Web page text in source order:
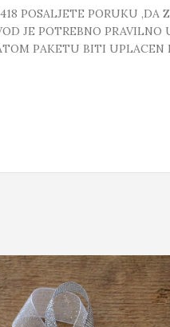
POSALJETE PORUKU ,DA
JE POTREBNO
PAKETU BITI UPLACEN